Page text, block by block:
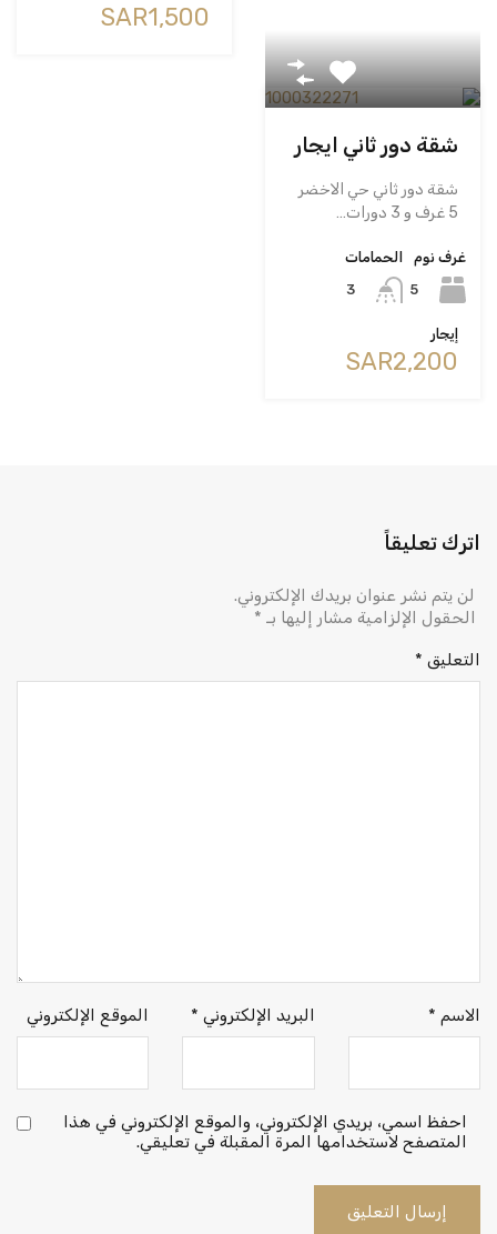
‪SAR1,500
شقة دور ثاني ايجار
شقة دور ثاني حي الاخضر
5 غرف و 3 دورات…
غرف نوم
5
الحمامات
3
إيجار
‪SAR2,200
اترك تعليقاً
لن يتم نشر عنوان بريدك الإلكتروني.
الحقول الإلزامية مشار إليها بـ *
التعليق *
الاسم * البريد الإلكتروني * الموقع الإلكتروني
احفظ اسمي، بريدي الإلكتروني، والموقع الإلكتروني في هذا
المتصفح لاستخدامها المرة المقبلة في تعليقي.